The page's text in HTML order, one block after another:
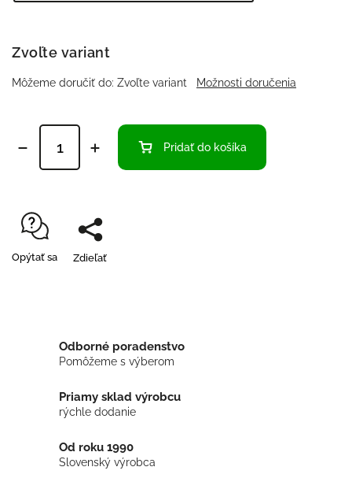
Zvoľte variant
Môžeme doručiť do: Zvoľte variant Možnosti doručenia
Pridať do košíka
Opýtať sa Zdieľať
Odborné poradenstvo
Pomôžeme s výberom
Priamy sklad výrobcu
rýchle dodanie
Od roku 1990
Slovenský výrobca